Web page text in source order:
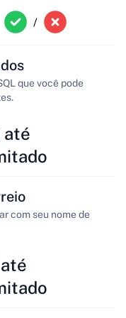
/
que você pode
até
com seu nome de